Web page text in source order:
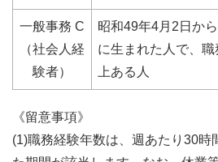
一般事務 C
（社会人経
験者）
昭和49年4月2日か
に生まれた人で、
上ある人
《留意事項》
(1)職務経験年数は、週あたり30時